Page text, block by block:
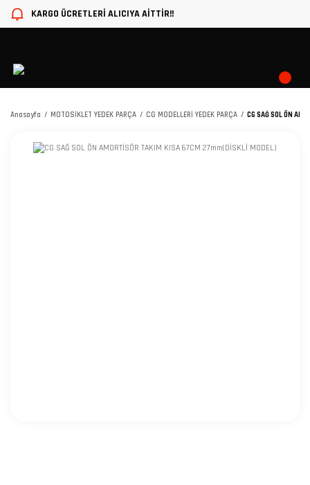
KARGO ÜCRETLERİ ALICIYA AİTTİR!!
Anasayfa MOTOSİKLET YEDEK PARÇA CG MODELLERİ YEDEK PARÇA CG SAĞ SOL ÖN